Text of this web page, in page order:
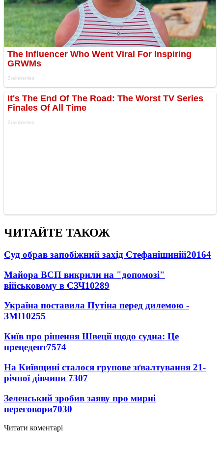
ЧИТАЙТЕ ТАКОЖ
Суд обрав запобіжний захід Стефанішиній20164
Майора ВСП викрили на "допомозі"
військовому в СЗЧ10289
Україна поставила Путіна перед дилемою -
ЗМІ10255
Київ про рішення Швеції щодо судна: Це
прецедент7574
На Київщині сталося групове зґвалтування 21-
річної дівчини 7307
Зеленський зробив заяву про мирні
переговори7030
Читати коментарі